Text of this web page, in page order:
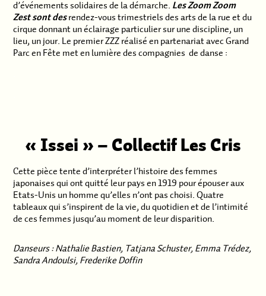
d’événements solidaires de la démarche. Les Zoom Zoom
Zestsont desrendez-vous trimestriels des arts de la rue et du
cirque donnant un éclairage particulier sur une discipline, un
lieu, un jour. Le premier ZZZ réalisé en partenariat avec Grand
Parc en Fête met en lumière des compagnies de danse :
« Issei » – Collectif Les Cris
Cette pièce tente d’interpréter l’histoire des femmes
japonaises qui ont quitté leur pays en 1919 pour épouser aux
Etats-Unis un homme qu’elles n’ont pas choisi. Quatre
tableaux qui s’inspirent de la vie, du quotidien et de l’intimité
de ces femmes jusqu’au moment de leur disparition.
Danseurs : Nathalie Bastien, Tatjana Schuster, Emma Trédez,
Sandra Andoulsi, Frederike Doffin